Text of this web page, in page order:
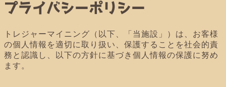
プライバシーポリシー
トレジャーマイニング（以下、「当施設」）は、お客様
の個人情報を適切に取り扱い、保護することを社会的責
務と認識し、以下の方針に基づき個人情報の保護に努め
ます。